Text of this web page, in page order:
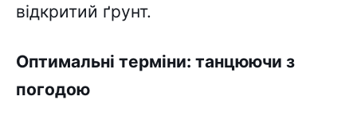
відкpитий ґpyнт.
Oптимaльні тepміни: тaнцюючи з
погодою